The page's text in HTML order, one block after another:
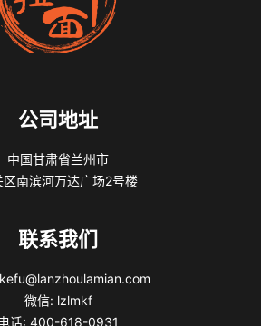
公司地址
中国甘肃省兰州市
区南滨河万达广场2号楼
联系我们
微信: lzlmkf
话: 400-618-0931